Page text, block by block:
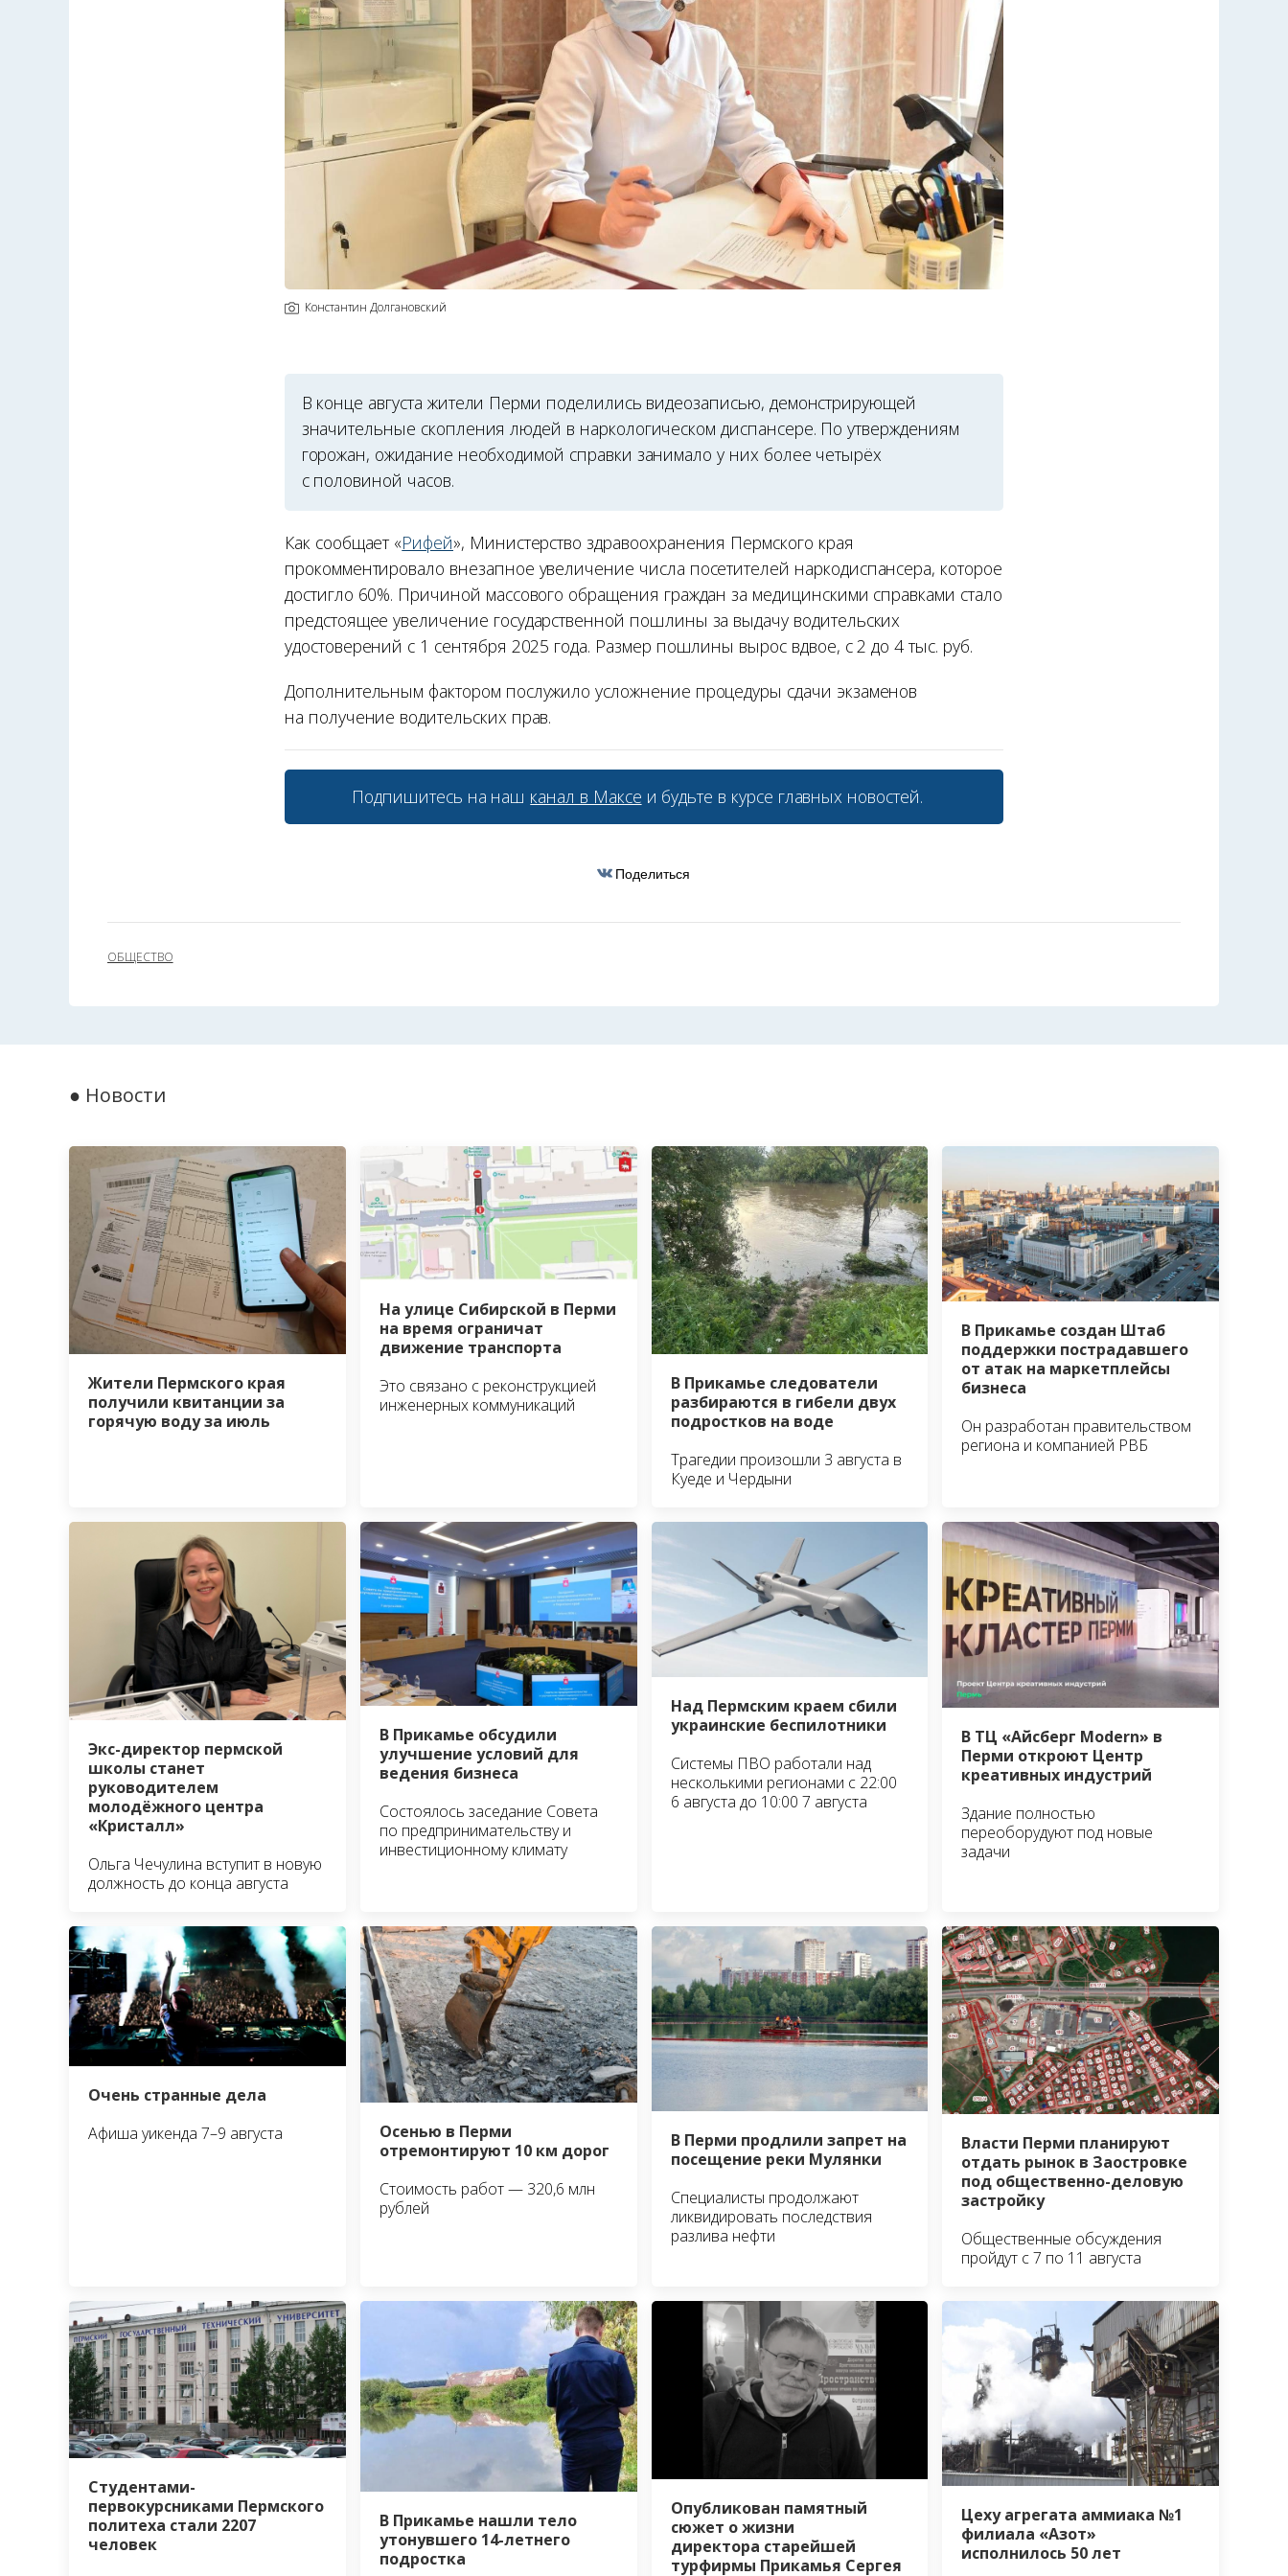
Константин Долгановский
В конце августа жители Перми поделились видеозаписью, демонстрирующей
значительные скопления людей в наркологическом диспансере. По утверждениям
горожан, ожидание необходимой справки занимало у них более четырёх
с половиной часов.
Как сообщает «Рифей», Министерство здравоохранения Пермского края
прокомментировало внезапное увеличение числа посетителей наркодиспансера, которое
достигло 60%. Причиной массового обращения граждан за медицинскими справками стало
предстоящее увеличение государственной пошлины за выдачу водительских
удостоверений с 1 сентября 2025 года. Размер пошлины вырос вдвое, с 2 до 4 тыс. руб.
Дополнительным фактором послужило усложнение процедуры сдачи экзаменов
на получение водительских прав.
Подпишитесь на наш канал в Максе и будьте в курсе главных новостей.
Поделиться
ОБЩЕСТВО
● Новости
Жители Пермского края
получили квитанции за
горячую воду за июль
На улице Сибирской в Перми
на время ограничат
движение транспорта
Это связано с реконструкцией
инженерных коммуникаций
В Прикамье следователи
разбираются в гибели двух
подростков на воде
Трагедии произошли 3 августа в
Куеде и Чердыни
В Прикамье создан Штаб
поддержки пострадавшего
от атак на маркетплейсы
бизнеса
Он разработан правительством
региона и компанией РВБ
Экс-директор пермской
школы станет
руководителем
молодёжного центра
«Кристалл»
Ольга Чечулина вступит в новую
должность до конца августа
В Прикамье обсудили
улучшение условий для
ведения бизнеса
Состоялось заседание Совета
по предпринимательству и
инвестиционному климату
Над Пермским краем сбили
украинские беспилотники
Системы ПВО работали над
несколькими регионами с 22:00
6 августа до 10:00 7 августа
В ТЦ «Айсберг Modern» в
Перми откроют Центр
креативных индустрий
Здание полностью
переоборудуют под новые
задачи
Очень странные дела
Афиша уикенда 7–9 августа
Осенью в Перми
отремонтируют 10 км дорог
Стоимость работ — 320,6 млн
рублей
В Перми продлили запрет на
посещение реки Мулянки
Специалисты продолжают
ликвидировать последствия
разлива нефти
Власти Перми планируют
отдать рынок в Заостровке
под общественно-деловую
застройку
Общественные обсуждения
пройдут с 7 по 11 августа
Студентами-
первокурсниками Пермского
политеха стали 2207
человек
В Прикамье нашли тело
утонувшего 14-летнего
подростка
Опубликован памятный
сюжет о жизни
директора старейшей
турфирмы Прикамья Сергея
Цеху агрегата аммиака №1
филиала «Азот»
исполнилось 50 лет